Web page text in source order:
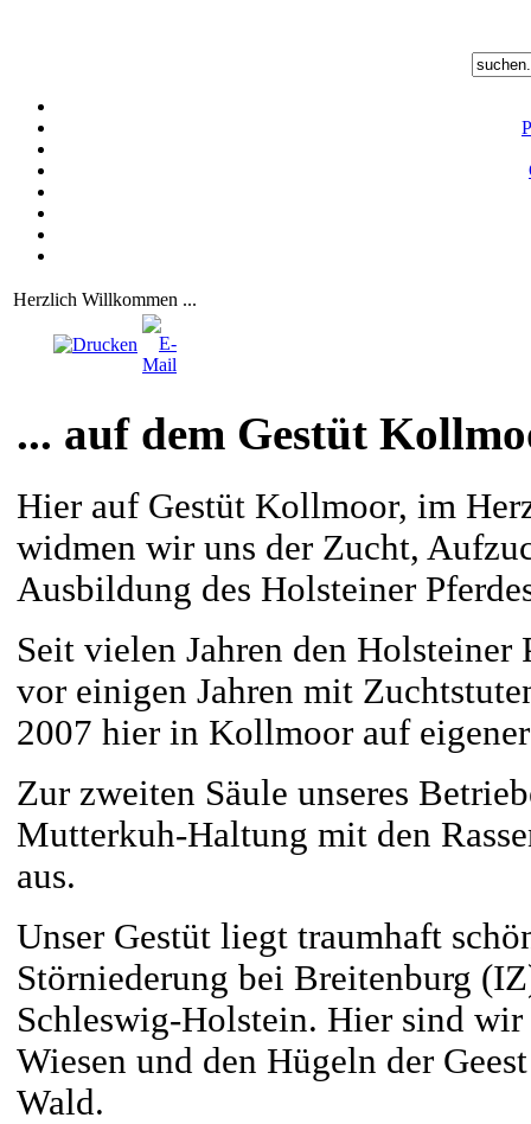
Herzlich Willkommen ...
... auf dem Gestüt
Hier auf Gestüt Kollmoor, im
widmen wir uns der Zucht,
Ausbildung des Holsteiner
Seit vielen Jahren den Holsteiner
vor einigen Jahren mit
2007 hier in Kollmoor auf
Zur zweiten Säule unseres
Mutterkuh-Haltung mit den
aus.
Unser Gestüt liegt traumhaft
Störniederung bei Breitenburg
Schleswig-Holstein. Hier sind
Wiesen und den Hügeln der
Wald.